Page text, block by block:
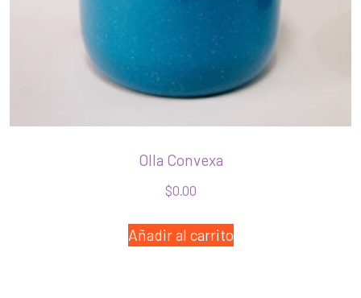
Olla Convexa
$0.00
Añadir al carrito